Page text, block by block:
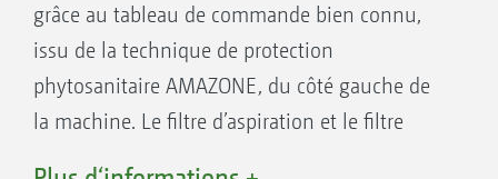
grâce au tableau de commande bien connu,
issu de la technique de protection
phytosanitaire AMAZONE, du côté gauche de
la machine. Le filtre d’aspiration et le filtre